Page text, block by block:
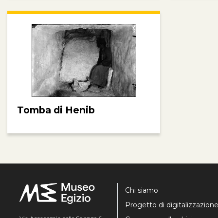
Tomba di Henib
Chi siamo
Progetto di digitalizzazione